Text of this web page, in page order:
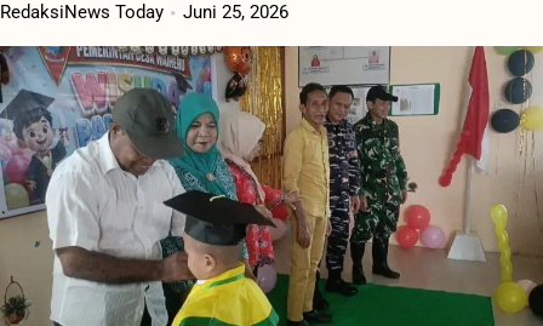
RedaksiNews Today Juni 25, 2026